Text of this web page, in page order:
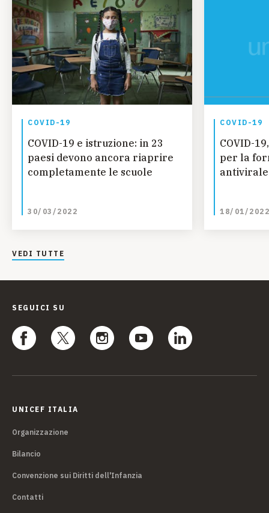
COVID-19
COVID-19 e istruzione: in 23
paesi devono ancora riaprire
completamente le scuole
30/03/2022
COVID-19
COVID-
per la
18/01/2022
VEDI TUTTE
SEGUICI SU
UNICEF ITALIA
Organizzazione
Bilancio
Convenzione sui Diritti dell'Infanzia
Contatti